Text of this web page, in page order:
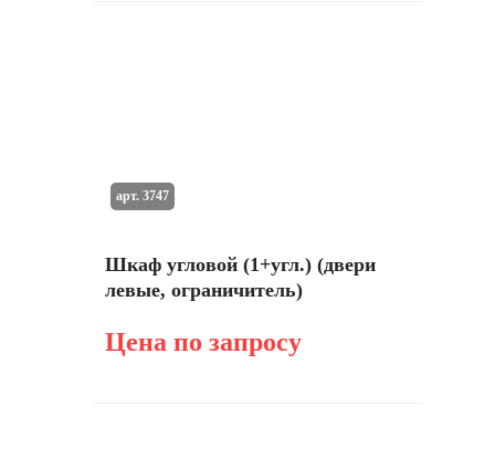
Шкаф угловой (1+угл.) (двери
левые, ограничитель)
Цена по запросу
арт. 3747